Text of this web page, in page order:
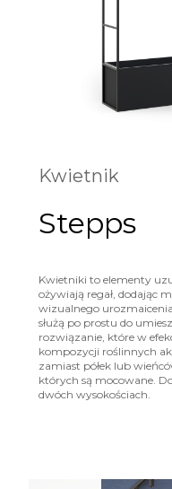
Kwietnik
Stepps
Kwietniki to elementy
ożywiają regał, dodając
wizualnego
służą po prostu do
rozwiązanie, które w
kompozycji roślinnych
zamiast półek lub
których są mocowane.
dwóch wysokościach.